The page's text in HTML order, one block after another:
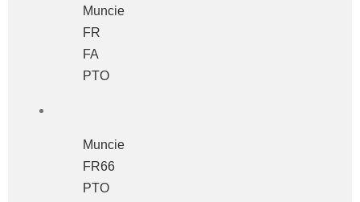
Muncie
FR
FA
PTO
Muncie
FR66
PTO